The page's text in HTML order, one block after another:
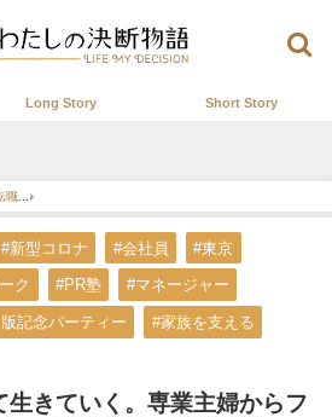
Long Story Short Story
職
#新型コロナ #会社員 #東京
ク #PR塾 #マネージャー
記念パーティー #家族を支える
生きていく。専業主婦からフ